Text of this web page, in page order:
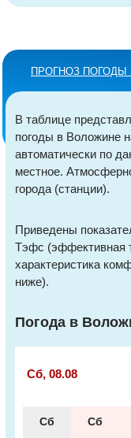
ПРОГНОЗ
В таблице
погоды в Воложине
автоматически по
местное.
города (станции).
Приведены
Тэфс (эффективная
характеристика
ниже).
Погода в
Сб, 08.08
Сб Сб